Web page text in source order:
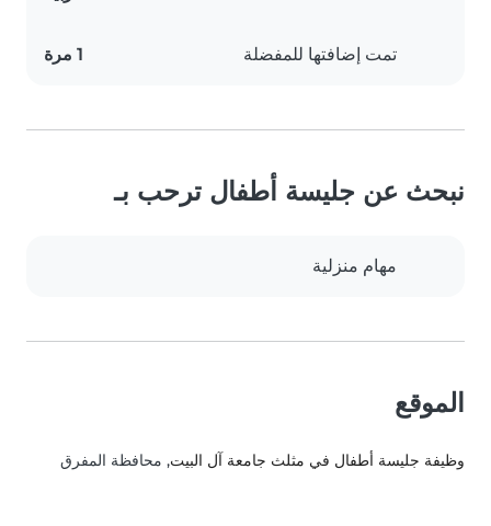
تمت إضافتها للمفضلة 1 مرة
نبحث عن جليسة أطفال ترحب بـ
مهام منزلية
الموقع
وظيفة جليسة أطفال في مثلث جامعة آل البيت, محافظة المفرق